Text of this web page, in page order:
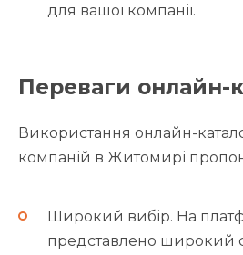
для вашої компанії.
Переваги онлайн-
Використання онлайн-
компаній в Житомирі
Широкий вибір. На
представлено широкий